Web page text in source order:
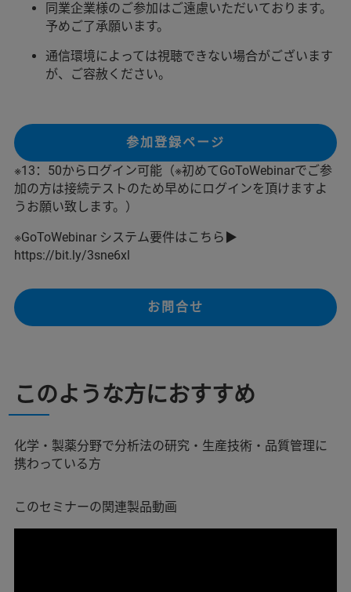
同業企業様のご参加はご遠慮いただいております。
予めご了承願います。
通信環境によっては視聴できない場合がございます
が、ご容赦ください。
参加登録ページ
※13：50からログイン可能（※初めてGoToWebinarでご参
加の方は接続テストのため早めにログインを頂けますよ
うお願い致します。）
※GoToWebinar システム要件はこちら▶
https://bit.ly/3sne6xl
お問合せ
このような方におすすめ
化学・製薬分野で分析法の研究・生産技術・品質管理に
携わっている方
このセミナーの関連製品動画